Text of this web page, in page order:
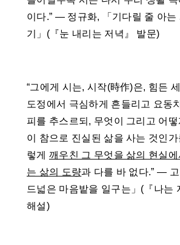
이다.” ― 정규화, 「기다릴 줄 아는
기」(『눈 내리는 저녁』 발문)
“그에게 시는, 시작(時作)은, 힘든
도정에서 극심하게 흔들리고 요동
피를 추스르되, 무엇이 그리고 어
이 참으로 진실된 삶을 사는 것인
렇게 깨우친 그 무엇을 삶의 현실
는 삶의 도량과 다를 바 없다.” ―
드넓은 마음밭을 일구는」(『나는
해설)